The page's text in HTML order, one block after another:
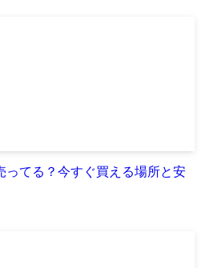
ってる？今すぐ買える場所と安